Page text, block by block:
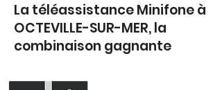
La téléassistance Minifone à
OCTEVILLE-SUR-MER, la
combinaison gagnante